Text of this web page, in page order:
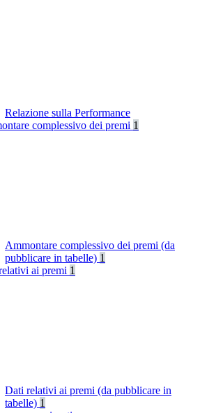
Relazione sulla Performance
complessivo dei premi 1
Ammontare complessivo dei premi (da
pubblicare in tabelle) 1
ai premi 1
Dati relativi ai premi (da pubblicare in
tabelle) 1